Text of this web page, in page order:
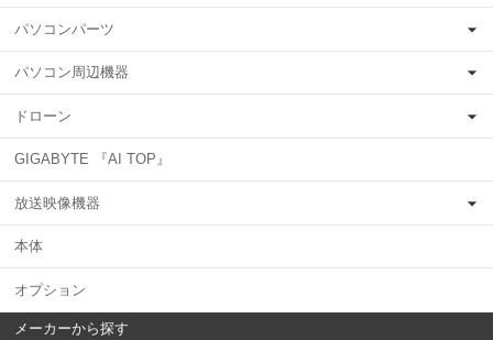
パソコンパーツ
パソコン周辺機器
ドローン
GIGABYTE 『AI TOP』
放送映像機器
本体
オプション
メーカーから探す